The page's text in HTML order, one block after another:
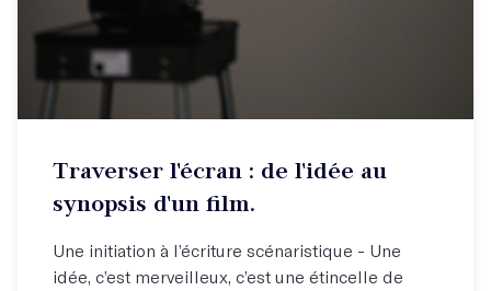
Traverser l'écran : de l'idée au
synopsis d'un film.
Une initiation à l’écriture scénaristique - Une
idée, c’est merveilleux, c’est une étincelle de